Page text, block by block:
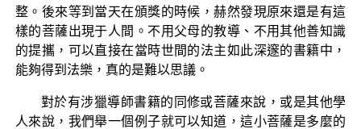
整。後來等到當天在頒獎的時候，赫然發現原來還是有這
樣的菩薩出現于人間。不用父母的教導、不用其他善知識
的提攜，可以直接在當時世間的法主如此深邃的書籍中，
能夠得到法樂，真的是難以思議。
對於有涉獵導師書籍的同修或菩薩來說，或是其他學
人來說，我們舉一個例子就可以知道，這小菩薩是多麼的